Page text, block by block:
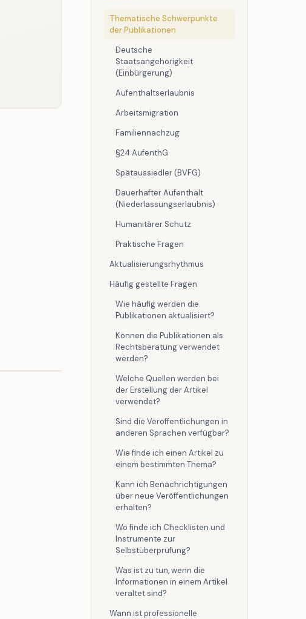
Thematische Schwerpunkte
der Publikationen
Deutsche
Staatsangehörigkeit
(Einbürgerung)
Aufenthaltserlaubnis
Arbeitsmigration
Familiennachzug
§24 AufenthG
Spätaussiedler (BVFG)
Dauerhafter Aufenthalt
(Niederlassungserlaubnis)
Humanitärer Schutz
Praktische Fragen
Aktualisierungsrhythmus
Häufig gestellte Fragen
Wie häufig werden die
Publikationen aktualisiert?
Können die Publikationen als
Rechtsberatung verwendet
werden?
Welche Quellen werden bei
der Erstellung der Artikel
verwendet?
Sind die Veröffentlichungen in
anderen Sprachen verfügbar?
Wie finde ich einen Artikel zu
einem bestimmten Thema?
Kann ich Benachrichtigungen
über neue Veröffentlichungen
erhalten?
Wo finde ich Checklisten und
Instrumente zur
Selbstüberprüfung?
Was ist zu tun, wenn die
Informationen in einem Artikel
veraltet sind?
Wann ist professionelle